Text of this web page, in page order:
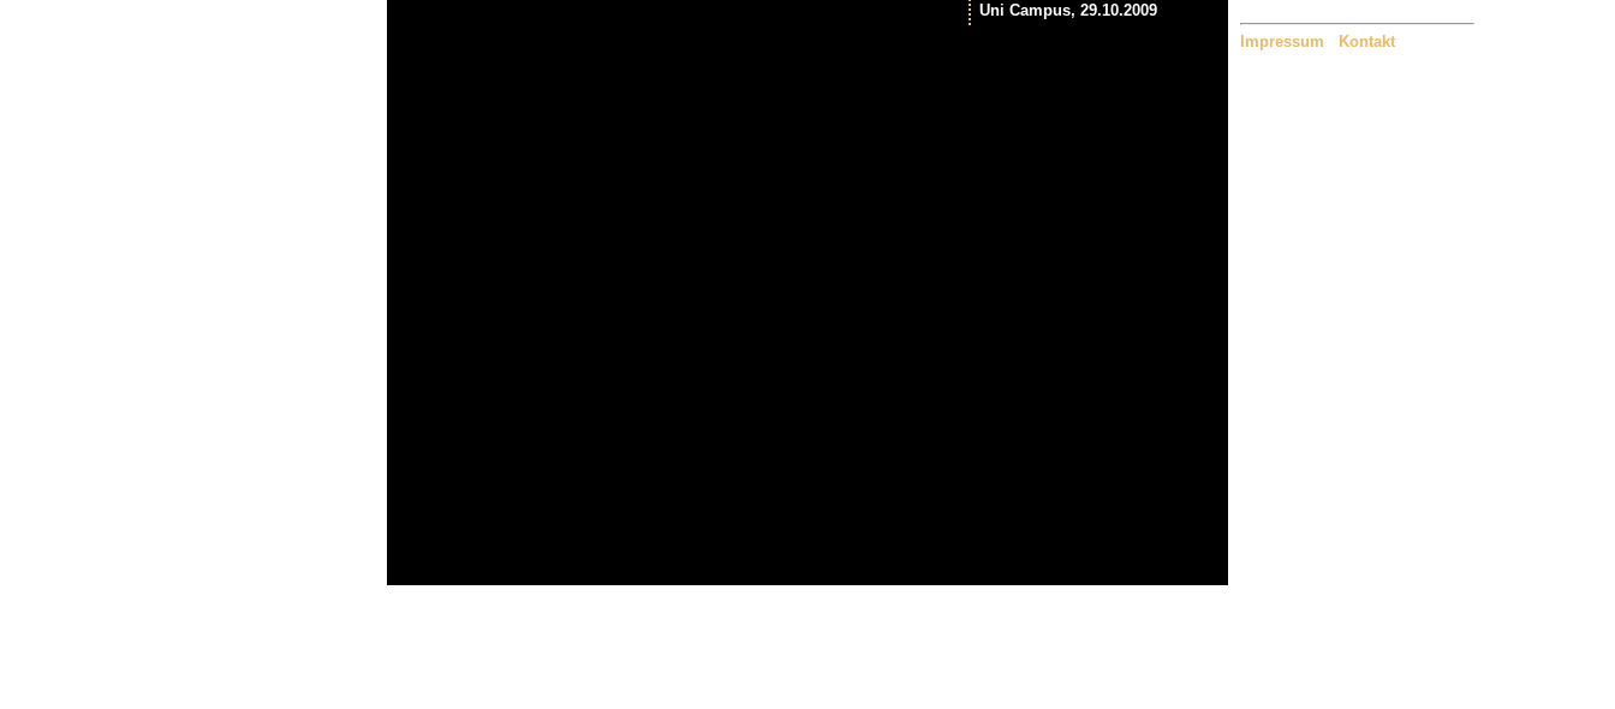
Uni Campus, 29.10.2009
Impressum Kontakt